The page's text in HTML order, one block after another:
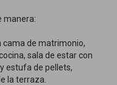
manera:
cama de matrimonio,
sala de estar con
estufa de pellets,
la terraza.